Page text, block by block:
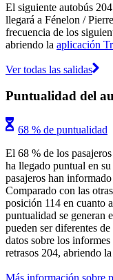
El siguiente autobús
llegará a Fénelon /
frecuencia de los
abriendo la aplicación
Ver todas las salidas
Puntualidad del
68 % de puntualidad
El 68 % de los
ha llegado puntual en
pasajeros han
Comparado con las
posición 114 en cuanto
puntualidad se generan
pueden ser diferentes
datos sobre los
retrasos 204, abriendo la
Más información sobre